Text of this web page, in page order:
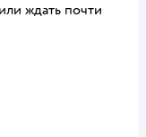
ждать почти